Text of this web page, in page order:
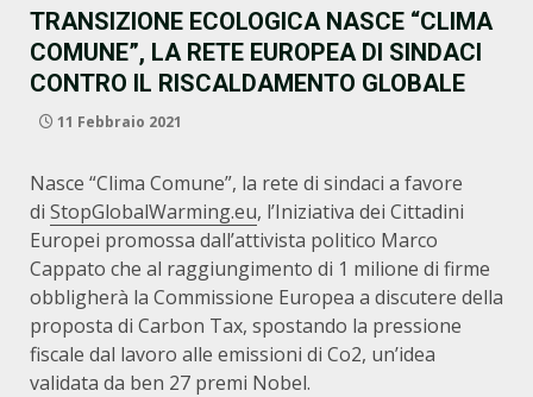
TRANSIZIONE ECOLOGICA NASCE “CLIMA
COMUNE”, LA RETE EUROPEA DI SINDACI
CONTRO IL RISCALDAMENTO GLOBALE
11 Febbraio 2021
Nasce “Clima Comune”, la rete di sindaci a favore
di StopGlobalWarming.eu, l’Iniziativa dei Cittadini
Europei promossa dall’attivista politico Marco
Cappato che al raggiungimento di 1 milione di firme
obbligherà la Commissione Europea a discutere della
proposta di Carbon Tax, spostando la pressione
fiscale dal lavoro alle emissioni di Co2, un’idea
validata da ben 27 premi Nobel.